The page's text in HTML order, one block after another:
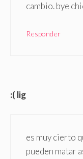
cambio. bye
Responder
:( lig
es muy cierto
pueden matar